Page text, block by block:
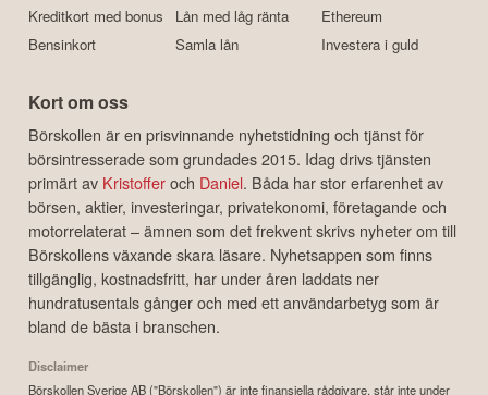
Kreditkort med bonus
Bensinkort
Lån med låg ränta
Samla lån
Ethereum
Investera i guld
Kort om oss
Börskollen är en prisvinnande nyhetstidning och tjänst för
börsintresserade som grundades 2015. Idag drivs tjänsten
primärt av Kristofferoch Daniel. Båda har stor erfarenhet av
börsen, aktier, investeringar, privatekonomi, företagande och
motorrelaterat – ämnen som det frekvent skrivs nyheter om till
Börskollens växande skara läsare. Nyhetsappen som finns
tillgänglig, kostnadsfritt, har under åren laddats ner
hundratusentals gånger och med ett användarbetyg som är
bland de bästa i branschen.
Disclaimer
Börskollen Sverige AB ("Börskollen") är inte finansiella rådgivare, står inte under